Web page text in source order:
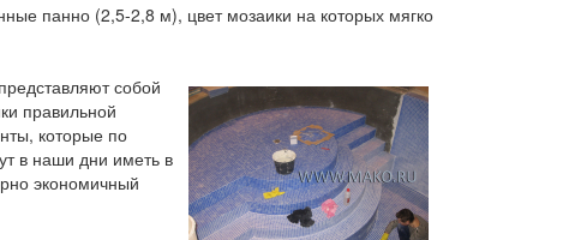
панно (2,5-2,8 м), цвет мозаики на которых мягко
собой
правильной
которые по
в наши дни иметь в
экономичный